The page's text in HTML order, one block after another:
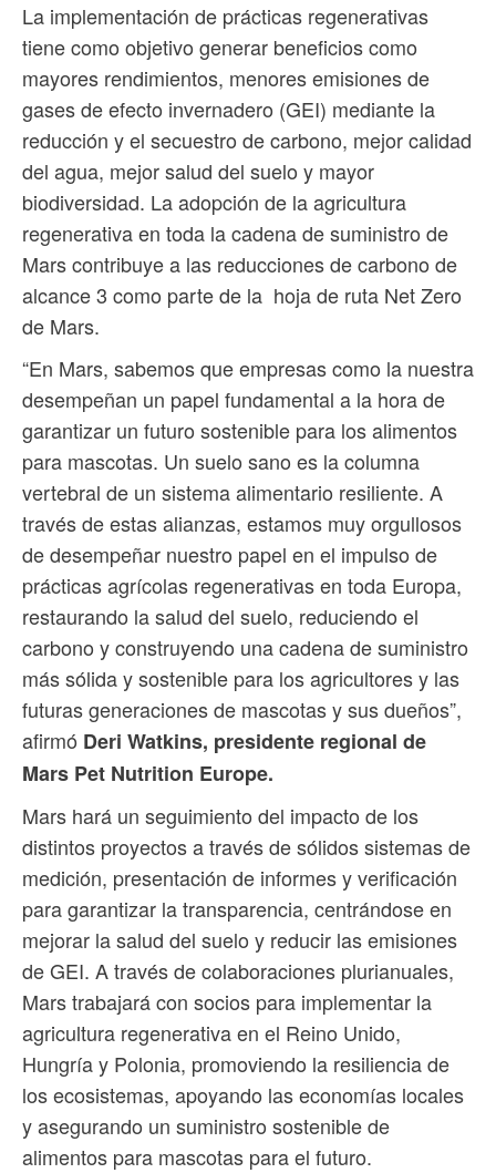
La implementación de prácticas regenerativas
tiene como objetivo generar beneficios como
mayores rendimientos, menores emisiones de
gases de efecto invernadero (GEI) mediante la
reducción y el secuestro de carbono, mejor calidad
del agua, mejor salud del suelo y mayor
biodiversidad. La adopción de la agricultura
regenerativa en toda la cadena de suministro de
Mars contribuye a las reducciones de carbono de
alcance 3 como parte de la hoja de ruta Net Zero
de Mars.
“En Mars, sabemos que empresas como la nuestra
desempeñan un papel fundamental a la hora de
garantizar un futuro sostenible para los alimentos
para mascotas. Un suelo sano es la columna
vertebral de un sistema alimentario resiliente. A
través de estas alianzas, estamos muy orgullosos
de desempeñar nuestro papel en el impulso de
prácticas agrícolas regenerativas en toda Europa,
restaurando la salud del suelo, reduciendo el
carbono y construyendo una cadena de suministro
más sólida y sostenible para los agricultores y las
futuras generaciones de mascotas y sus dueños”,
afirmó Deri Watkins, presidente regional de
Mars Pet Nutrition Europe.
Mars hará un seguimiento del impacto de los
distintos proyectos a través de sólidos sistemas de
medición, presentación de informes y verificación
para garantizar la transparencia, centrándose en
mejorar la salud del suelo y reducir las emisiones
de GEI. A través de colaboraciones plurianuales,
Mars trabajará con socios para implementar la
agricultura regenerativa en el Reino Unido,
Hungría y Polonia, promoviendo la resiliencia de
los ecosistemas, apoyando las economías locales
y asegurando un suministro sostenible de
alimentos para mascotas para el futuro.